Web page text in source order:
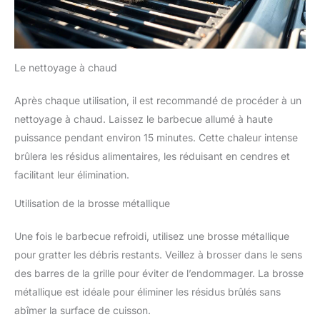
Le nettoyage à chaud
Après chaque utilisation, il est recommandé de procéder à un
nettoyage à chaud. Laissez le barbecue allumé à haute
puissance pendant environ 15 minutes. Cette chaleur intense
brûlera les résidus alimentaires, les réduisant en cendres et
facilitant leur élimination.
Utilisation de la brosse métallique
Une fois le barbecue refroidi, utilisez une brosse métallique
pour gratter les débris restants. Veillez à brosser dans le sens
des barres de la grille pour éviter de l’endommager. La brosse
métallique est idéale pour éliminer les résidus brûlés sans
abîmer la surface de cuisson.